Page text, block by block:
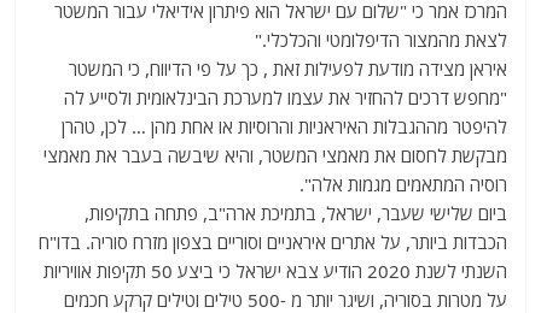
המרכז אמר כי "שלום עם ישראל הוא פיתרון אידיאלי עבור המשטר
לצאת מהמצור הדיפלומטי והכלכלי."
איראן מצידה מודעת לפעילות זאת , כך על פי הדיווח, כי המשטר
"מחפש דרכים להחזיר את עצמו למערכת הבינלאומית ולסייע לה
להיפטר מההגבלות האיראניות והרוסיות או אחת מהן … לכן, טהרן
מבקשת לחסום את מאמצי המשטר, והיא שיבשה בעבר את מאמצי
רוסיה המתאמים מגמות אלה".
ביום שלישי שעבר, ישראל, בתמיכת ארה"ב, פתחה בתקיפות,
הכבדות ביותר, על אתרים איראניים וסוריים בצפון מזרח סוריה. בדו"ח
השנתי לשנת 2020 הודיע ​​צבא ישראל כי ביצע 50 תקיפות אוויריות
על מטרות בסוריה, ושיגר יותר מ -500 טילים וטילים קרקע חכמים